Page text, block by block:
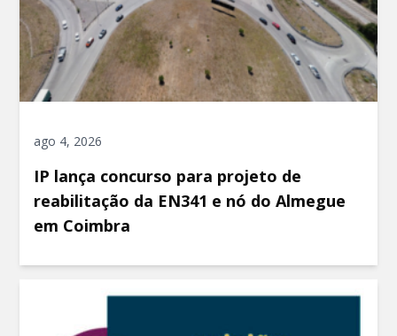
ago 4, 2026
IP lança concurso para projeto de
reabilitação da EN341 e nó do Almegue
em Coimbra